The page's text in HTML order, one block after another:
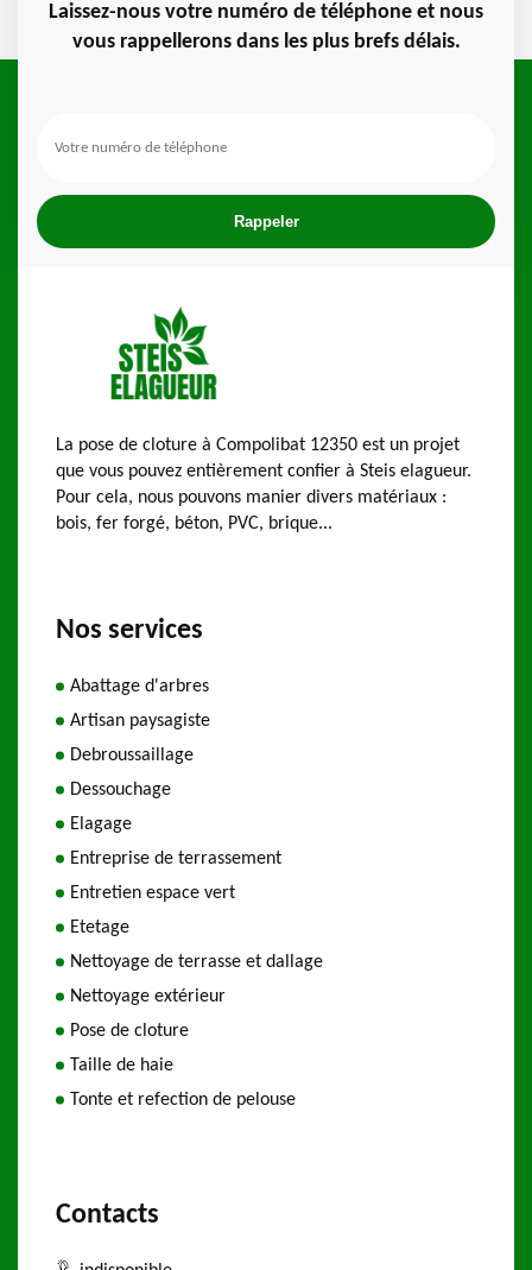
Laissez-nous votre numéro de téléphone et nous
vous rappellerons dans les plus brefs délais.
La pose de cloture à Compolibat 12350 est un projet
que vous pouvez entièrement confier à Steis elagueur.
Pour cela, nous pouvons manier divers matériaux :
bois, fer forgé, béton, PVC, brique...
Nos services
Abattage d'arbres
Artisan paysagiste
Debroussaillage
Dessouchage
Elagage
Entreprise de terrassement
Entretien espace vert
Etetage
Nettoyage de terrasse et dallage
Nettoyage extérieur
Pose de cloture
Taille de haie
Tonte et refection de pelouse
Contacts